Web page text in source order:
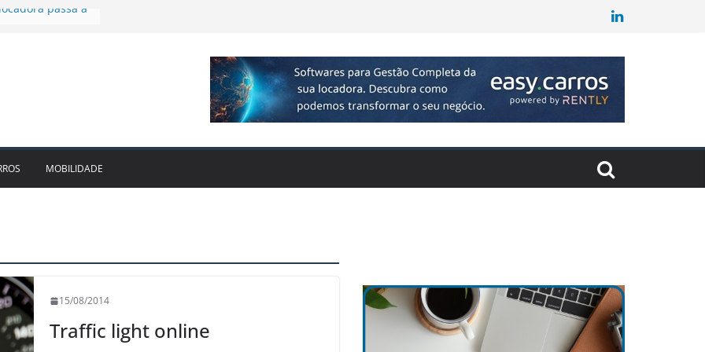
presença no
no 2T26 e
parceria para
MOBILIDADE
15/08/2014
Traffic light online